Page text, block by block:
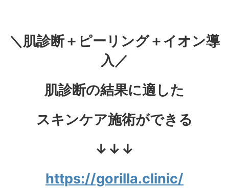
＼肌診断＋ピーリング＋イオン導
入／
肌診断の結果に適した
スキンケア施術ができる
↓↓↓
https://gorilla.clinic/